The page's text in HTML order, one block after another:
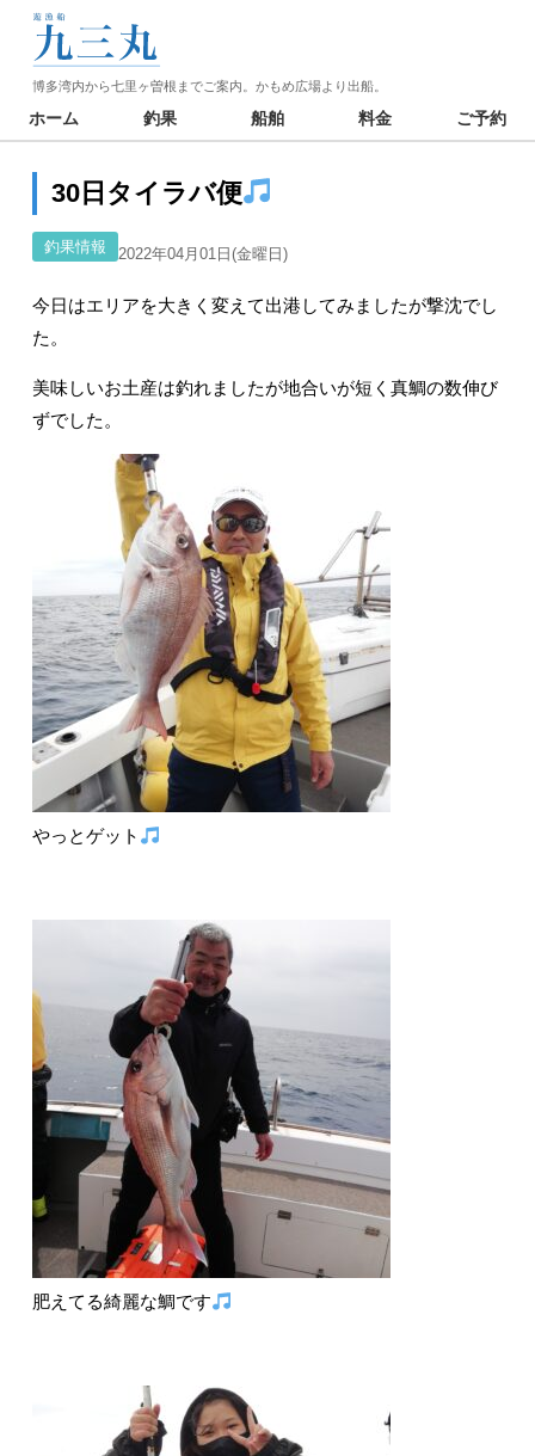
博多湾内から七里ヶ曽根までご案内。かもめ広場より出船。
ホーム 釣果 船舶 料金 ご予約
30日タイラバ便
釣果情報 2022年04月01日(金曜日)
今日はエリアを大きく変えて出港してみましたが撃沈でし
た。
美味しいお土産は釣れましたが地合いが短く真鯛の数伸び
ずでした。
やっとゲット
肥えてる綺麗な鯛です